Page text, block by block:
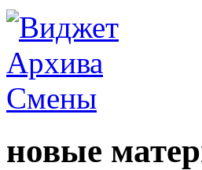
новые